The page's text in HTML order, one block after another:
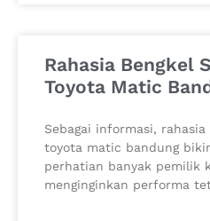
Rahasia Bengkel
Toyota Matic
Sebagai informasi,
toyota matic bandung
perhatian banyak pemilik
menginginkan performa